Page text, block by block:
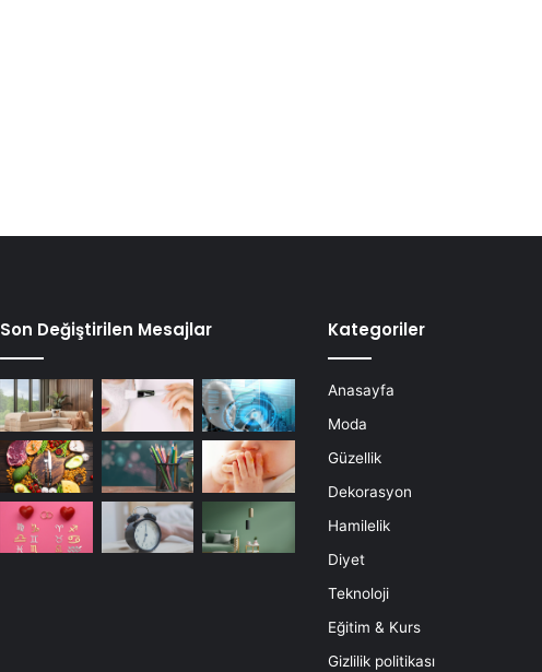
Son Değiştirilen Mesajlar Kategoriler
Anasayfa
Moda
Güzellik
Dekorasyon
Hamilelik
Diyet
Teknoloji
Eğitim & Kurs
Gizlilik politikası